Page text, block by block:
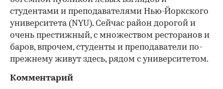
студентами и преподавателями Нью-Йоркского
университета (NYU). Сейчас район дорогой и
очень престижный, с множеством ресторанов и
баров, впрочем, студенты и преподаватели по-
прежнему живут здесь, рядом с университетом.
Комментарий